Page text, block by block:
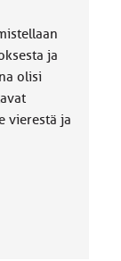
ja
olisi
vierestä ja